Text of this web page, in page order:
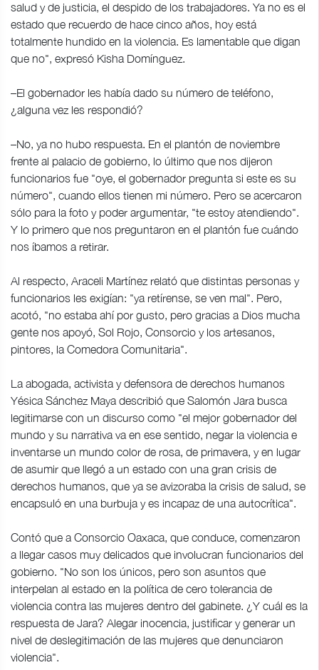
salud y de justicia, el despido de los trabajadores. Ya no es el
estado que recuerdo de hace cinco años, hoy está
totalmente hundido en la violencia. Es lamentable que digan
que no", expresó Kisha Domínguez.
–El gobernador les había dado su número de teléfono,
¿alguna vez les respondió?
–No, ya no hubo respuesta. En el plantón de noviembre
frente al palacio de gobierno, lo último que nos dijeron
funcionarios fue "oye, el gobernador pregunta si este es su
número", cuando ellos tienen mi número. Pero se acercaron
sólo para la foto y poder argumentar, "te estoy atendiendo".
Y lo primero que nos preguntaron en el plantón fue cuándo
nos íbamos a retirar.
Al respecto, Araceli Martínez relató que distintas personas y
funcionarios les exigían: "ya retírense, se ven mal". Pero,
acotó, "no estaba ahí por gusto, pero gracias a Dios mucha
gente nos apoyó, Sol Rojo, Consorcio y los artesanos,
pintores, la Comedora Comunitaria".
La abogada, activista y defensora de derechos humanos
Yésica Sánchez Maya describió que Salomón Jara busca
legitimarse con un discurso como "el mejor gobernador del
mundo y su narrativa va en ese sentido, negar la violencia e
inventarse un mundo color de rosa, de primavera, y en lugar
de asumir que llegó a un estado con una gran crisis de
derechos humanos, que ya se avizoraba la crisis de salud, se
encapsuló en una burbuja y es incapaz de una autocrítica".
Contó que a Consorcio Oaxaca, que conduce, comenzaron
a llegar casos muy delicados que involucran funcionarios del
gobierno. "No son los únicos, pero son asuntos que
interpelan al estado en la política de cero tolerancia de
violencia contra las mujeres dentro del gabinete. ¿Y cuál es la
respuesta de Jara? Alegar inocencia, justificar y generar un
nivel de deslegitimación de las mujeres que denunciaron
violencia".